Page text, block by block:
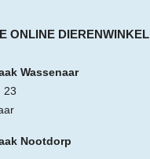
ONLINE DIERENWINKEL
Wassenaar
23
Nootdorp